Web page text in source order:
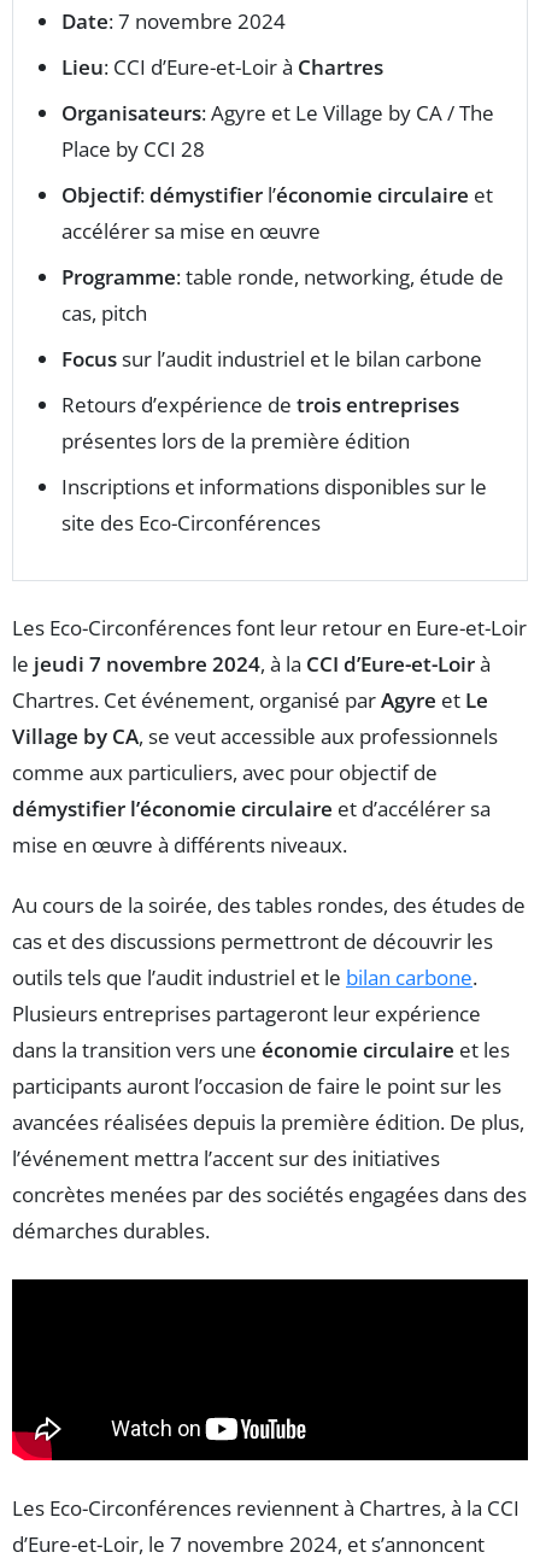
Date: 7 novembre 2024
Lieu: CCI d’Eure-et-Loir à Chartres
Organisateurs: Agyre et Le Village by CA / The
Place by CCI 28
Objectif:démystifier l’économie circulaire et
accélérer sa mise en œuvre
Programme: table ronde, networking, étude de
cas, pitch
Focussur l’audit industriel et le bilan carbone
Retours d’expérience de trois entreprises
présentes lors de la première édition
Inscriptions et informations disponibles sur le
site des Eco-Circonférences
Les Eco-Circonférences font leur retour en Eure-et-Loir
le jeudi 7 novembre 2024, à la CCI d’Eure-et-Loirà
Chartres. Cet événement, organisé parAgyre et Le
Village by CA, se veut accessible aux professionnels
comme aux particuliers, avec pour objectif de
démystifier l’économie circulaire et d’accélérer sa
mise en œuvre à différents niveaux.
Au cours de la soirée, des tables rondes, des études de
cas et des discussions permettront de découvrir les
outils tels que l’audit industriel et le bilan carbone.
Plusieurs entreprises partageront leur expérience
dans la transition vers une économie circulaire et les
participants auront l’occasion de faire le point sur les
avancées réalisées depuis la première édition. De plus,
l’événement mettra l’accent sur des initiatives
concrètes menées par des sociétés engagées dans des
démarches durables.
Les Eco-Circonférences reviennent à Chartres, à la CCI
d’Eure-et-Loir, le 7 novembre 2024, et s’annoncent